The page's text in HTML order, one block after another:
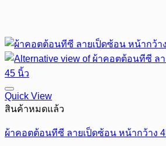
Quick View
สินค้าหมดแล้ว
ผ้าคอตต้อนทีซี ลายเป็ดซ้อน หน้ากว้าง